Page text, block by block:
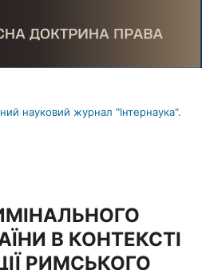
науковий журнал "Інтернаука".
В КОНТЕКСТІ
РИМСЬКОГО